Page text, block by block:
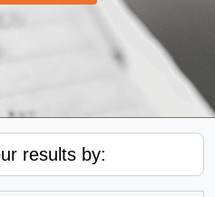
results by: